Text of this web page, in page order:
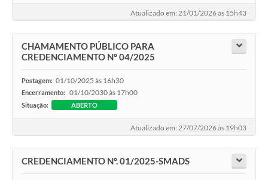
Atualizado em: 21/01/2026 às 15h43
CHAMAMENTO PÚBLICO PARA
CREDENCIAMENTO Nº 04/2025
Postagem: 01/10/2025 às 16h30
Encerramento: 01/10/2030 às 17h00
Situação: ABERTO
Atualizado em: 27/07/2026 às 19h03
CREDENCIAMENTO Nº. 01/2025-SMADS